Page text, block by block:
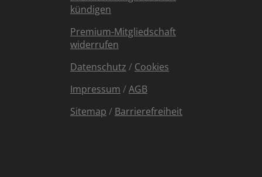
kündigen
Premium-Mitgliedschaft
widerrufen
Datenschutz / Cookies
Impressum /AGB
Sitemap / Barrierefreiheit